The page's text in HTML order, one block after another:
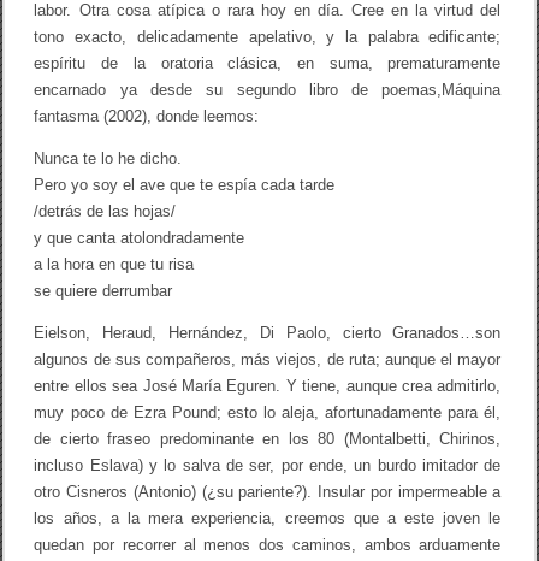
labor. Otra cosa atípica o rara hoy en día. Cree en la virtud del
tono exacto, delicadamente apelativo, y la palabra edificante;
espíritu de la oratoria clásica, en suma, prematuramente
encarnado ya desde su segundo libro de poemas,Máquina
fantasma (2002), donde leemos:
Nunca te lo he dicho.
Pero yo soy el ave que te espía cada tarde
/detrás de las hojas/
y que canta atolondradamente
a la hora en que tu risa
se quiere derrumbar
Eielson, Heraud, Hernández, Di Paolo, cierto Granados…son
algunos de sus compañeros, más viejos, de ruta; aunque el mayor
entre ellos sea José María Eguren. Y tiene, aunque crea admitirlo,
muy poco de Ezra Pound; esto lo aleja, afortunadamente para él,
de cierto fraseo predominante en los 80 (Montalbetti, Chirinos,
incluso Eslava) y lo salva de ser, por ende, un burdo imitador de
otro Cisneros (Antonio) (¿su pariente?). Insular por impermeable a
los años, a la mera experiencia, creemos que a este joven le
quedan por recorrer al menos dos caminos, ambos arduamente